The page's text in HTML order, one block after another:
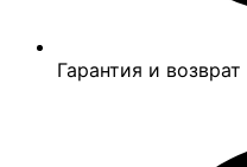
Гарантия и